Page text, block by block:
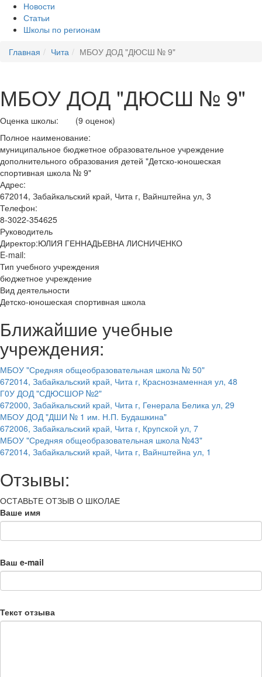
Новости
Статьи
Школы по регионам
Главная
Чита МБОУ ДОД "ДЮСШ № 9"
МБОУ ДОД "ДЮСШ № 9"
Оценка школы:
(9 оценок)
Полное наименование:
муниципальное бюджетное образовательное учреждение
дополнительного образования детей "Детско-юношеская
спортивная школа № 9"
Адрес:
672014, Забайкальский край, Чита г, Вайнштейна ул, 3
Телефон:
8-3022-354625
Руководитель
Директор:ЮЛИЯ ГЕННАДЬЕВНА ЛИСНИЧЕНКО
E-mail:
Тип учебного учреждения
бюджетное учреждение
Вид деятельности
Детско-юношеская спортивная школа
Ближайшие учебные
учреждения:
МБОУ "Средняя общеобразовательная школа № 50"
672014, Забайкальский край, Чита г, Краснознаменная ул, 48
Г0У ДОД "СДЮСШОР №2"
672000, Забайкальский край, Чита г, Генерала Белика ул, 29
МБОУ ДОД "ДШИ № 1 им. Н.П. Будашкина"
672006, Забайкальский край, Чита г, Крупской ул, 7
МБОУ "Средняя общеобразовательная школа №43"
672014, Забайкальский край, Чита г, Вайнштейна ул, 1
Отзывы:
ОСТАВЬТЕ ОТЗЫВ О ШКОЛАЕ
Ваше имя
Ваш e-mail
Текст отзыва